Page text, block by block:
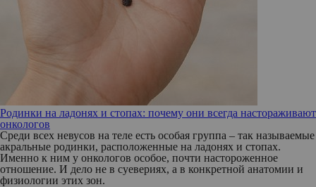
Родинки на ладонях и стопах: почему они всегда настораживают
онкологов
Среди всех невусов на теле есть особая группа – так называемые
акральные родинки, расположенные на ладонях и стопах.
Именно к ним у онкологов особое, почти настороженное
отношение. И дело не в суевериях, а в конкретной анатомии и
физиологии этих зон.